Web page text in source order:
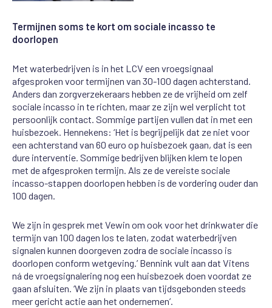
Termijnen soms te kort om sociale incasso te
doorlopen
Met waterbedrijven is in het LCV een vroegsignaal
afgesproken voortermijnen van 30-100 dagen achterstand.
Anders dan zorgverzekeraars hebben ze de vrijheid om zelf
sociale incasso in te richten, maar ze zijn wel verplicht tot
persoonlijk contact. Sommige partijen vullen dat in met een
huisbezoek. Hennekens: ‘Het is begrijpelijk dat zeniet voor
een achterstand van 60 euro op huisbezoek gaan, dat is een
dure interventie. Sommigebedrijven blijken klem telopen
met de afgesproken termijn. Als zede vereiste sociale
incasso-stappen doorlopen hebben is de vordering ouder dan
100 dagen.
We zijn in gesprek met Vewin om ook voor het drinkwaterdie
termijn van 100 dagen los telaten, zodat waterbedrijven
signalen kunnen doorgeven zodra de sociale incasso is
doorlopen conform wetgeving.’ Bennink vult aan dat Vitens
ná devroegsignalering nog een huisbezoek doen voordat ze
gaan afsluiten. ‘We zijn in plaats van tijdsgebonden steeds
meergericht actie aan het ondernemen’.